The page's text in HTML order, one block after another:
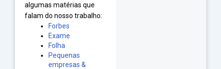
algumas matérias que
falam do nosso trabalho:
Forbes
Exame
Folha
Pequenas
empresas &